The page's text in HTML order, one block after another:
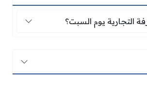
التجارية يوم السبت؟
التجارية يوم السبت؟